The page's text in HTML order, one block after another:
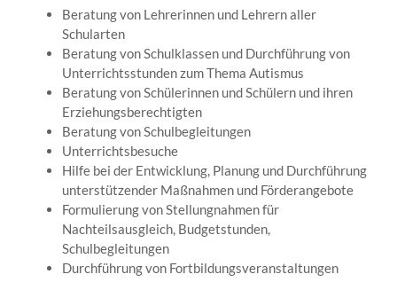
Beratung von Lehrerinnen und Lehrern aller
Schularten
Beratung von Schulklassen und Durchführung von
Unterrichtsstunden zum Thema Autismus
Beratung von Schülerinnen und Schülern und ihren
Erziehungsberechtigten
Beratung von Schulbegleitungen
Unterrichtsbesuche
Hilfe bei der Entwicklung, Planung und Durchführung
unterstützender Maßnahmen und Förderangebote
Formulierung von Stellungnahmen für
Nachteilsausgleich, Budgetstunden,
Schulbegleitungen
Durchführung von Fortbildungsveranstaltungen